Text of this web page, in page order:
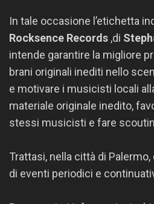
In tale occasione l’etichetta
Rocksence Records ,di
intende garantire la migliore
brani originali inediti nello
e motivare i musicisti locali
materiale originale inedito,
stessi musicisti e fare
Trattasi, nella città di
di eventi periodici e